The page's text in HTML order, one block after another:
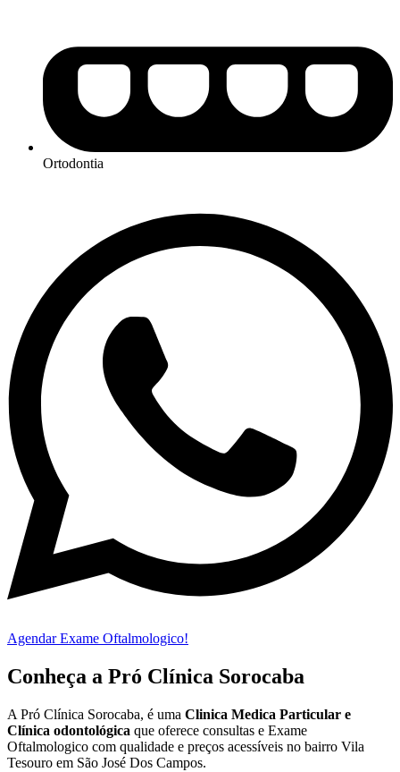
Ortodontia
Agendar Exame Oftalmologico!
Conheça a Pró Clínica Sorocaba
A Pró Clínica Sorocaba, é uma Clinica Medica Particular e
Clínica odontológica que oferece consultas e Exame
Oftalmologico com qualidade e preços acessíveis no bairro Vila
Tesouro em São José Dos Campos.